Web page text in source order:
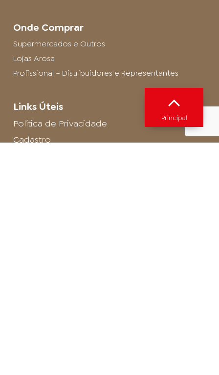
Onde Comprar
Supermercados e Outros
Lojas Arosa
Profissional – Distribuidores e Representantes
Links Úteis
Política de Privacidade
Cadastro
Principal